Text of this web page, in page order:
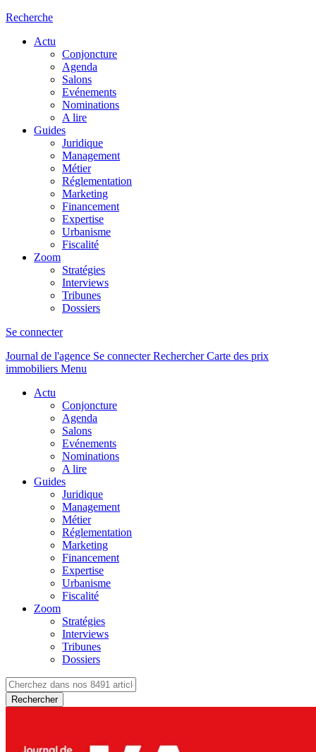
Recherche
Actu
Conjoncture
Agenda
Salons
Evénements
Nominations
A lire
Guides
Juridique
Management
Métier
Réglementation
Marketing
Financement
Expertise
Urbanisme
Fiscalité
Zoom
Stratégies
Interviews
Tribunes
Dossiers
Se connecter
Journal de l'agence Se connecterRechercher Carte des prix
immobiliers Menu
Actu
Conjoncture
Agenda
Salons
Evénements
Nominations
A lire
Guides
Juridique
Management
Métier
Réglementation
Marketing
Financement
Expertise
Urbanisme
Fiscalité
Zoom
Stratégies
Interviews
Tribunes
Dossiers
Rechercher